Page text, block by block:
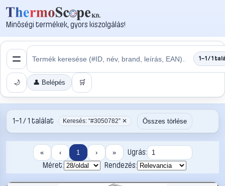
Minőségi termékek, gyors kiszolgálás!
1–1 / 1
🌙 👤 Belépés 🛒
1–1 / 1 találat Keresés: “#3050782” ✕ Összes törlése
« ‹ 1 › »
Ugrás:
Méret:
Rendezés: